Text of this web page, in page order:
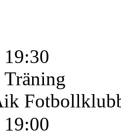
Träning